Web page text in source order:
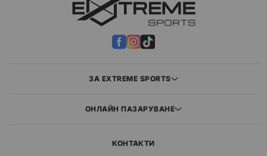
ЗА EXTREME SPORTS
ОНЛАЙН ПАЗАРУВАНЕ
КОНТАКТИ